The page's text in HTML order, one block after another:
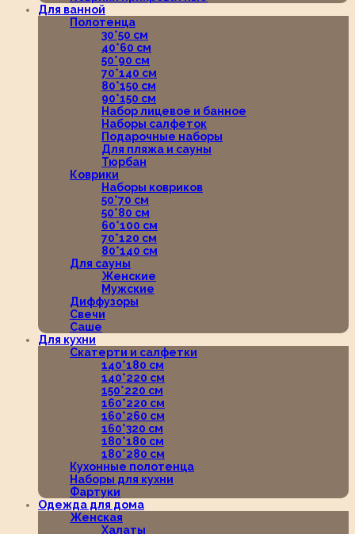
Для ванной
Полотенца
30*50 см
40*60 см
50*90 см
70*140 см
80*150 см
90*150 см
Набор лицевое и банное
Наборы салфеток
Подарочные наборы
Для пляжа и сауны
Тюрбан
Коврики
Наборы ковриков
50*70 см
50*80 см
60*100 см
70*120 см
80*140 см
Для сауны
Женские
Мужские
Диффузоры
Свечи
Саше
Для кухни
Скатерти и салфетки
140*180 см
140*220 см
150*220 см
160*220 см
160*260 см
160*320 см
180*180 см
180*280 см
Кухонные полотенца
Наборы для кухни
Фартуки
Одежда для дома
Женская
Халаты